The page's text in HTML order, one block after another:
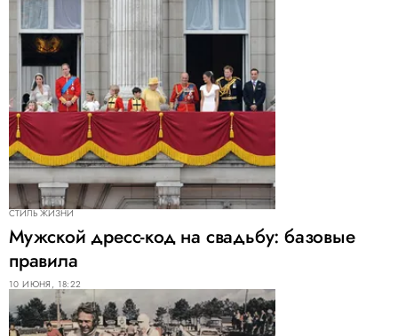
СТИЛЬ ЖИЗНИ
Мужской дресс-код на свадьбу: базовые
правила
10 ИЮНЯ, 18:22